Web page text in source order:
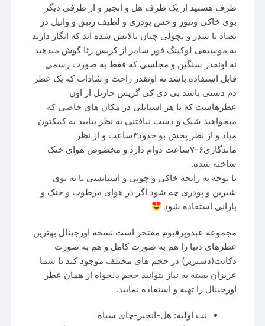
طرف هستید از یک طرف هل و انجیر و از طرفی دیگر
بوی خاکی وتیور و حس پودری و لطیف زنبق و وانیل در
تضاد با سدر و پچولی چنان بالانس شده اند که انگار دارید
به موسیقی لوکینگ فور سامر از کریس رئا گوش میدهید
نه اونقدر سنگین و مجلسی که فقط به صورت رسمی
قابل استفاده باشد نه اونقدر راحت و شاداب که یک عطر
دم دستی باشد بی دی کی گریس چارنل از اون
عطرهاست که با هر استایلی در مکان های خاصی که
میخواهید شیک و دست نیافتنی به نظر بیایید به کمکتون
میاد و از نظر پخش بو حدود۳ساعت و از نظر
ماندگاری۶-۷ساعت دوام دارد و مخصوص هوای خنک
ساخته شده.
با توجه به رایحه خاکی و چوبی و اسپایسی با ته بوی
شیرین و پودری چه شود اگر در هوای مرطوب و خنک و
بارانی استفاده شود
مجموعه عبدوپرفیوم مفتخر است نسخه اورجینال بهترین
عطرهای دنیا را هم به صورت کامل و هم به صورت
دکانت(دستریز) در حجم های مختلف موجود کند تا شما
عزیزان بسته به نیاز بتوانید حجم دلخواه از همان عطر
اورجینال را تهیه و استفاده نمایید.
نت اولیه: هل-انجیر-چای سیاه